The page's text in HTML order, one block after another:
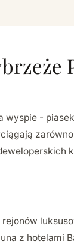
wyspie -
z hotelami